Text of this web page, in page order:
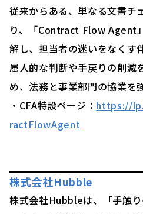
従来からある、単なる文書チ
り、「Contract Flow Agent
解し、担当者の迷いをなくす
属人的な判断や手戻りの削減
め、法務と事業部門の協業を
・CFA特設ページ： https://
ractFlowAgent
株式会社Hubble
株式会社Hubbleは、「手触